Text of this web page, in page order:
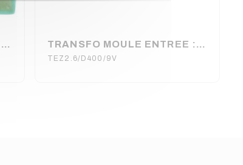
TRANSFO MOULE ENTREE : 230V SORTIE : 1X9V 2VA 222.2mA 33 x 28 x 24 m (80120) TRANSFO MOULE ENTREE : 400V SORTIE : 1X9V 2,6VA 28X33X30mm (80120)
TEZ2.6/D400/9V